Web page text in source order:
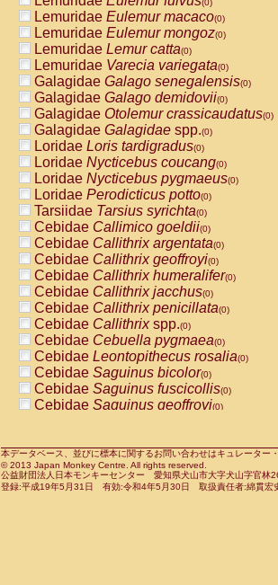
AtelidaeAlouatta caraya(0)
AtelidaeAlouatta fusca(0)
AtelidaeAlouatta seniculus
AtelidaeAlouattaspp.(0)
AtelidaeAteles belzebuth(0)
AtelidaeAteles geoffroyi(0)
AtelidaeAteles paniscus(0)
AtelidaeAtelesspp.(0)
Atelidae Lagothrix lagothricha
AtelidaeLagothrix lagothricha cana
PitheciidaeCacajao calvus
PitheciidaeCallicebus cupreus
PitheciidaeCallicebus donacophilus
PitheciidaeCallicebus moloch
PitheciidaeCallicebus torquatus
PitheciidaeCallicebusspp.(0)
PitheciidaeChiropotes satanas(0)
PitheciidaePithecia monachus
PitheciidaePithecia pithecia(0)
CercopithecidaeCercocebus agilis
CercopithecidaeCercocebus
CercopithecidaeCercocebus
CercopithecidaeCercocebus
CercopithecidaeCercocebus
CercopithecidaeCercocebushybrid
CercopithecidaePapio anubis(0)
CercopithecidaePapio cynocephalus
CercopithecidaePapio hamadryas(0)
(0)
Lemuridae Eulemur macaco(0)
Lemuridae Eulemur mongoz(0)
Lemuridae Lemur catta(0)
Lemuridae Varecia variegata(0)
Galagidae Galago senegalensis(0)
Galagidae Galago demidovii(0)
Galagidae Otolemur crassicaudatus(0)
Galagidae Galagidae spp.(0)
Loridae Loris tardigradus(0)
Loridae Nycticebus coucang(0)
Loridae Nycticebus pygmaeus(0)
Loridae Perodicticus potto(0)
Tarsiidae Tarsius syrichta(0)
Cebidae Callimico goeldii(0)
Cebidae Callithrix argentata(0)
Cebidae Callithrix geoffroyi(0)
Cebidae Callithrix humeralifer(0)
Cebidae Callithrix jacchus(0)
Cebidae Callithrix penicillata(0)
Cebidae Callithrixspp.(0)
Cebidae Cebuella pygmaea(0)
Cebidae Leontopithecus rosalia(0)
Cebidae Saguinus bicolor(0)
Cebidae Saguinus fuscicollis(0)
Cebidae Saguinus geoffroyi(0)
CebidaeSaguinus leucopus(0)
CebidaeSaguinus midas(0)
Cebidae Saguinus mystax(0)
本データベース、並びに標本に関するお問い合わせはキュレータ
© 2013 Japan Monkey Centre. All rights reserved.
公益財団法人日本モンキーセンター 愛知県犬山市大字犬山字官
登録:平成19年5月31日 有効:令和4年5月30日 取扱責任者:綿貫宏